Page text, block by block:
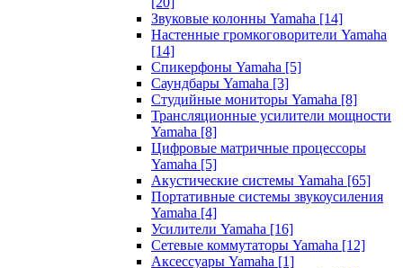
Звуковые колонны Yamaha [14]
Настенные громкоговорители Yamaha
[14]
Спикерфоны Yamaha [5]
Саундбары Yamaha [3]
Студийные мониторы Yamaha [8]
Трансляционные усилители мощности
Yamaha [8]
Цифровые матричные процессоры
Yamaha [5]
Акустические системы Yamaha [65]
Портативные системы звукоусиления
Yamaha [4]
Усилители Yamaha [16]
Сетевые коммутаторы Yamaha [12]
Аксессуары Yamaha [1]